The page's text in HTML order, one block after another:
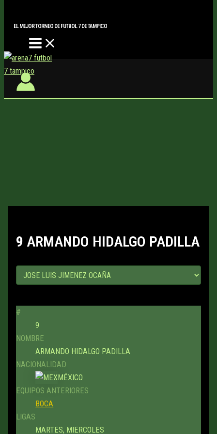
EL MEJOR TORNEO DE FUTBOL 7 DE TAMPICO
9 ARMANDO HIDALGO PADILLA
#
9
NOMBRE
ARMANDO HIDALGO PADILLA
NACIONALIDAD
MÉXICO
EQUIPOS ANTERIORES
BOCA
LIGAS
MARTES, MIERCOLES